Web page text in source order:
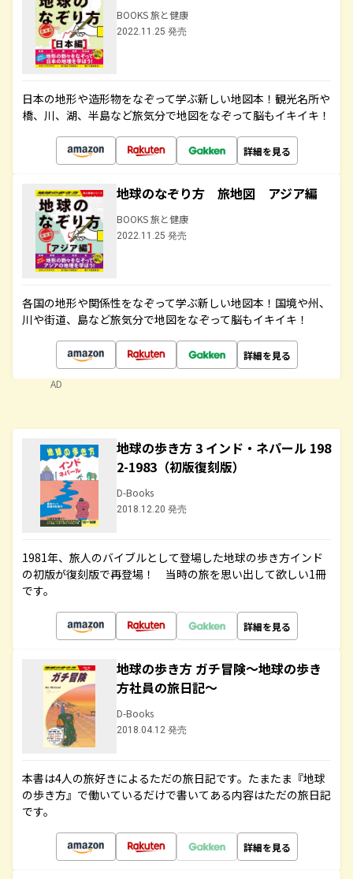
BOOKS 旅と健康
2022.11.25 発売
日本の地形や造形物をなぞって学ぶ新しい地図本！観光名所や
橋、川、湖、半島など旅気分で地図をなぞって脳もイキイキ！
詳細を見る
地球のなぞり方 旅地図 アジア編
BOOKS 旅と健康
2022.11.25 発売
各国の地形や関係性をなぞって学ぶ新しい地図本！国境や州、
川や街道、島など旅気分で地図をなぞって脳もイキイキ！
詳細を見る
AD
地球の歩き方 3 インド・ネパール 198
2-1983（初版復刻版）
D-Books
2018.12.20 発売
1981年、旅人のバイブルとして登場した地球の歩き方インド
の初版が復刻版で再登場！ 当時の旅を思い出して欲しい1冊
です。
詳細を見る
地球の歩き方 ガチ冒険～地球の歩き
方社員の旅日記～
D-Books
2018.04.12 発売
本書は4人の旅好きによるただの旅日記です。たまたま『地球
の歩き方』で働いているだけで書いてある内容はただの旅日記
です。
詳細を見る